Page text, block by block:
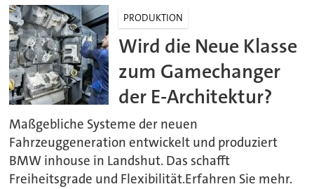
PRODUKTION
Wird die Neue Klasse
zum Gamechanger
der E-Architektur?
Maßgebliche Systeme der neuen
Fahrzeuggeneration entwickelt und produziert
BMW inhouse in Landshut. Das schafft
Freiheitsgrade und Flexibilität.Erfahren Sie mehr.